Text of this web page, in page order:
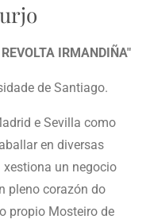
IRMANDIÑA"
de Santiago.
e Sevilla como
en diversas
xestiona un negocio
pleno corazón do
propio Mosteiro de